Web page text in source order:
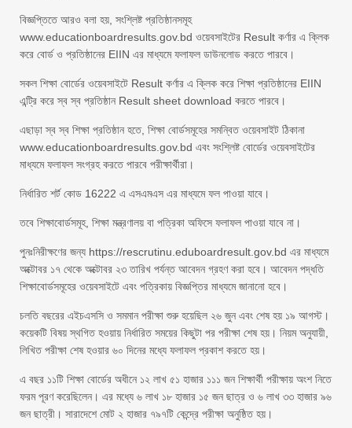
বিজ্ঞপ্তিতে আরও বলা হয়, সংশ্লিষ্ট প্রতিষ্ঠানসমূহ
www.educationboardresults.gov.bd ওয়েবসাইটের Result কর্ণার এ ক্লিক
করে বোর্ড ও প্রতিষ্ঠানের EIIN এর মাধ্যমে ফলাফল ডাউনলোড করতে পারবে।
সকল শিক্ষা বোর্ডের ওয়েবসাইটে Result কর্ণার এ ক্লিক করে শিক্ষা প্রতিষ্ঠানের EIIN
এন্ট্রি করে স্ব স্ব প্রতিষ্ঠান Result sheet download করতে পারবে।
এছাড়া স্ব স্ব শিক্ষা প্রতিষ্ঠান হতে, শিক্ষা বোর্ডসমূহের সমন্বিত ওয়েবসাইট ঠিকানা
www.educationboardresults.gov.bd এবং সংশ্লিষ্ট বোর্ডের ওয়েবসাইটের
মাধ্যমে ফলাফল সংগ্রহ করতে পারবে পরীক্ষার্থীরা।
নির্ধারিত শর্ট কোড 16222 এ এসএমএস এর মাধ্যমে ফল পাওয়া যাবে।
তবে শিক্ষাবোর্ডসমূহ, শিক্ষা মন্ত্রণালয় বা পত্রিকা অফিসে ফলাফল পাওয়া যাবে না।
পুনঃনিরীক্ষণের জন্য https://rescrutinu.eduboardresult.gov.bd এর মাধ্যমে
অক্টোবর ১৭ থেকে অক্টোবর ২৩ তারিখ পর্যন্ত আবেদন গ্রহণ করা হবে। আবেদন পদ্ধতি
শিক্ষাবোর্ডসমূহের ওয়েবসাইটে এবং পত্রিকায় বিজ্ঞপ্তির মাধ্যমে জানানো হবে।
চলতি বছরের এইচএসসি ও সমমান পরীক্ষা শুরু হয়েছিল ২৬ জুন এবং শেষ হয় ১৯ আগস্ট।
কয়েকটি বিষয় স্থগিত হওয়ায় নির্ধারিত সময়ের কিছুটা পর পরীক্ষা শেষ হয়। নিয়ম অনুযায়ী,
লিখিত পরীক্ষা শেষ হওয়ার ৬০ দিনের মধ্যে ফলাফল প্রকাশ করতে হয়।
এ বছর ১১টি শিক্ষা বোর্ডের অধীনে ১২ লাখ ৫১ হাজার ১১১ জন শিক্ষার্থী পরীক্ষায় অংশ নিতে
ফরম পূরণ করেছিলেন। এর মধ্যে ৬ লাখ ১৮ হাজার ১৫ জন ছাত্র ও ৬ লাখ ৩৩ হাজার ৯৬
জন ছাত্রী। সারাদেশে মোট ২ হাজার ৭৯৭টি কেন্দ্রে পরীক্ষা অনুষ্ঠিত হয়।